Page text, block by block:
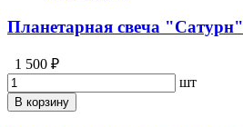
Планетарная свеча "Сатурн"
1 500 ₽
шт
В корзину